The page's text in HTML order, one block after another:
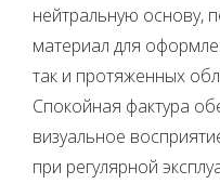
нейтральную основу,
материал для
так и протяженных
Спокойная фактура
визуальное
при регулярной